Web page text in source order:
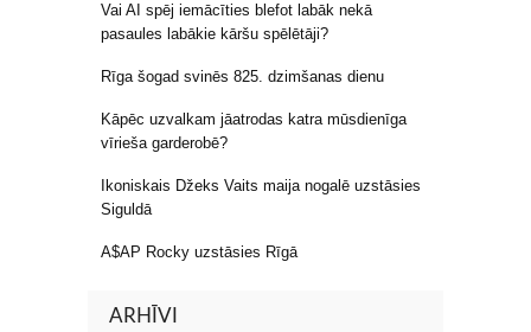
Vai AI spēj iemācīties blefot labāk nekā
pasaules labākie kāršu spēlētāji?
Rīga šogad svinēs 825. dzimšanas dienu
Kāpēc uzvalkam jāatrodas katra mūsdienīga
vīrieša garderobē?
Ikoniskais Džeks Vaits maija nogalē uzstāsies
Siguldā
A$AP Rocky uzstāsies Rīgā
ARHĪVI